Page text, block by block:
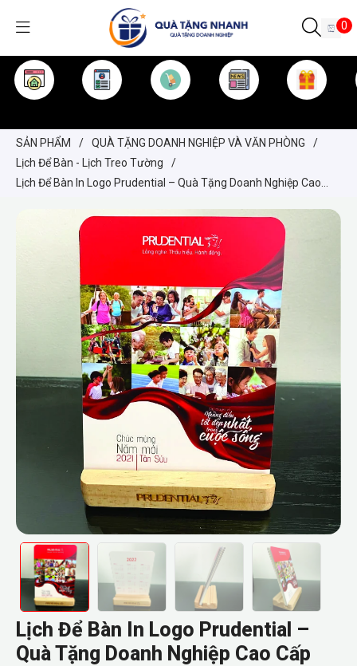
0
SẢN PHẨM / QUÀ TẶNG DOANH NGHIỆP VÀ VĂN PHÒNG
/
Lịch Để Bàn - Lịch Treo Tường
/
Lịch Để Bàn In Logo Prudential – Quà Tặng Doanh Nghiệp Cao
Lịch Để Bàn In Logo Prudential –
Quà Tặng Doanh Nghiệp Cao Cấp